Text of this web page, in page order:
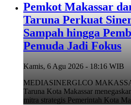
Pemkot Makassar
Taruna Perkuat
Sampah hingga
Pemuda Jadi Fokus
Kamis, 6 Agu 2026 - 18:16 WIB
MEDIASINERGI.CO
Taruna Kota Makassar
mitra strategis Pemerintah Kota